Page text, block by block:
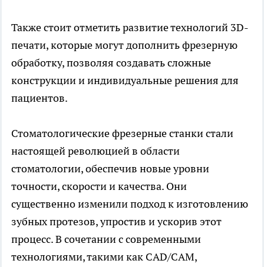
Также стоит отметить развитие технологий 3D-
печати, которые могут дополнить фрезерную
обработку, позволяя создавать сложные
конструкции и индивидуальные решения для
пациентов.
Стоматологические фрезерные станки стали
настоящей революцией в области
стоматологии, обеспечив новые уровни
точности, скорости и качества. Они
существенно изменили подход к изготовлению
зубных протезов, упростив и ускорив этот
процесс. В сочетании с современными
технологиями, такими как CAD/CAM,